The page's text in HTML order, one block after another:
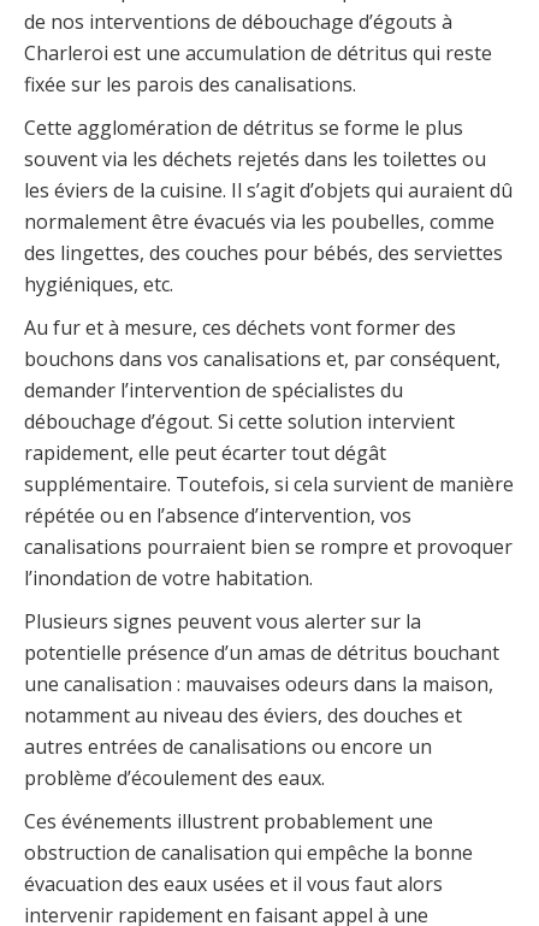
de nos interventions de débouchage d’égouts à
Charleroi est une accumulation de détritus qui reste
fixée sur les parois des canalisations.
Cette agglomération de détritus se forme le plus
souvent via les déchets rejetés dans les toilettes ou
les éviers de la cuisine. Il s’agit d’objets qui auraient dû
normalement être évacués via les poubelles, comme
des lingettes, des couches pour bébés, des serviettes
hygiéniques, etc.
Au fur et à mesure, ces déchets vont former des
bouchons dans vos canalisations et, par conséquent,
demander l’intervention de spécialistes du
débouchage d’égout. Si cette solution intervient
rapidement, elle peut écarter tout dégât
supplémentaire. Toutefois, si cela survient de manière
répétée ou en l’absence d’intervention, vos
canalisations pourraient bien se rompre et provoquer
l’inondation de votre habitation.
Plusieurs signes peuvent vous alerter sur la
potentielle présence d’un amas de détritus bouchant
une canalisation : mauvaises odeurs dans la maison,
notamment au niveau des éviers, des douches et
autres entrées de canalisations ou encore un
problème d’écoulement des eaux.
Ces événements illustrent probablement une
obstruction de canalisation qui empêche la bonne
évacuation des eaux usées et il vous faut alors
intervenir rapidement en faisant appel à une